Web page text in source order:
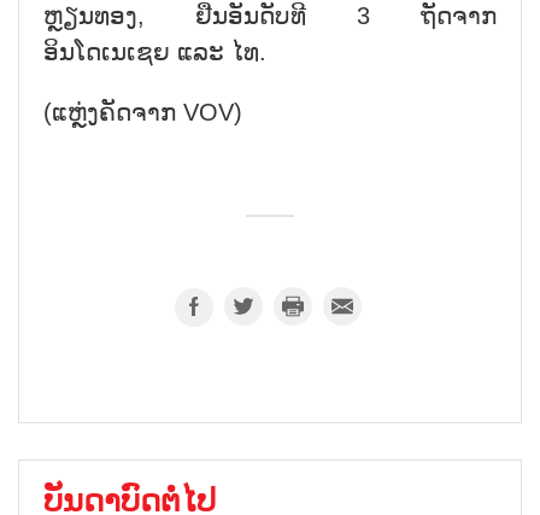
ຫຼຽນທອງ, ຢືນອັນດັບທີ 3 ຖັດຈາກ
ອິນໂດເນເຊຍ ແລະ ໄທ.
(ແຫຼ່ງຄັດຈາກ VOV)
ບັນດາບົດຕໍ່ໄປ